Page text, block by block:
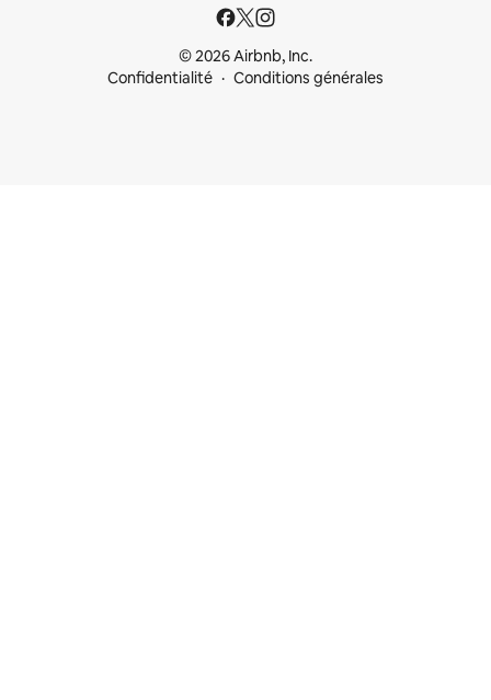
© 2026 Airbnb, Inc.
Confidentialité
Conditions générales